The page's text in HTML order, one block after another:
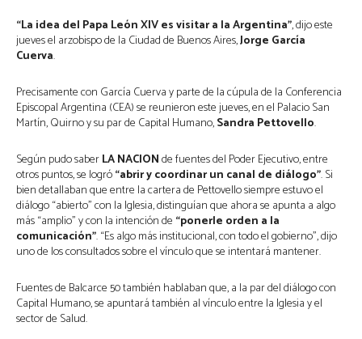
“La idea del Papa León XIV es visitar a la Argentina”, dijo este
jueves el arzobispo de la Ciudad de Buenos Aires,Jorge García
Cuerva.
Precisamente con García Cuerva y parte de la cúpula de la Conferencia
Episcopal Argentina (CEA) se reunieron este jueves, en el Palacio San
Martín, Quirno y su par de Capital Humano,Sandra Pettovello.
Según pudo saberLA NACIONde fuentes del Poder Ejecutivo, entre
otros puntos, se logró“abrir y coordinar un canal de diálogo”. Si
bien detallaban que entre la cartera de Pettovello siempre estuvo el
diálogo “abierto” con la Iglesia, distinguían que ahora se apunta a algo
más “amplio” y con la intención de “ponerle orden a la
comunicación”. “Es algo más institucional, con todo el gobierno”, dijo
uno de los consultados sobre el vínculo que se intentará mantener.
Fuentes de Balcarce 50 también hablaban que, a la par del diálogo con
Capital Humano, se apuntará también al vínculo entre la Iglesia y el
sector de Salud.